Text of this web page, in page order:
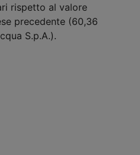
rispetto al valore
precedente (60,36
S.p.A.).